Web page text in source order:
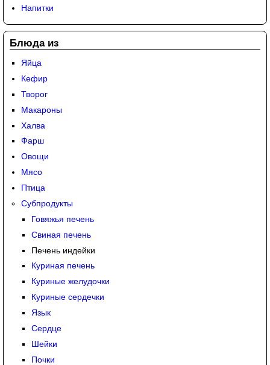
Напитки
Блюда из
Яйца
Кефир
Творог
Макароны
Халва
Фарш
Овощи
Мясо
Птица
Субпродукты
Говяжья печень
Свиная печень
Печень индейки
Куриная печень
Куриные желудочки
Куриные сердечки
Язык
Сердце
Шейки
Почки